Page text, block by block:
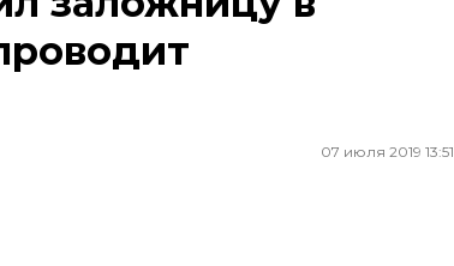
07 июля 2019 13:51